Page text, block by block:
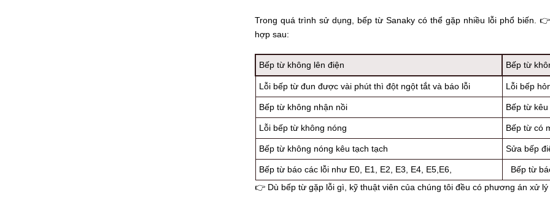
Trong quá trình sử dụng, bếp từ Sanaky có thể gặp nhiều lỗi phổ biến.
hợp sau:
Bếp từ không lên điện Bếp từ
Lỗi bếp từ đun được vài phút thì đột ngột tắt và báo lỗi Lỗi bếp
Bếp từ không nhận nồi Bếp từ kêu
Lỗi bếp từ không nóng Bếp từ có
Bếp từ không nóng kêu tạch tạch Sửa bếp
Bếp từ báo các lỗi như E0, E1, E2, E3, E4, E5,E6,
Bếp từ
👉 Dù bếp từ gặp lỗi gì, kỹ thuật viên của chúng tôi đều có phương án xử lý